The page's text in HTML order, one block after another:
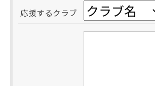
応援するクラブ